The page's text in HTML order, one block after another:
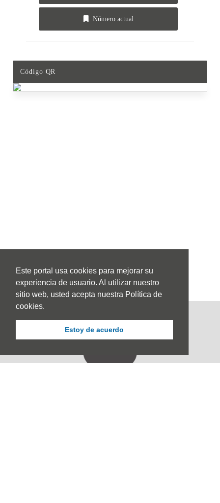
Este portal usa cookies para mejorar su
experiencia de usuario. Al utilizar nuestro
sitio web, usted acepta nuestra Política de
cookies.
Estoy de acuerdo
Número actual
Código QR